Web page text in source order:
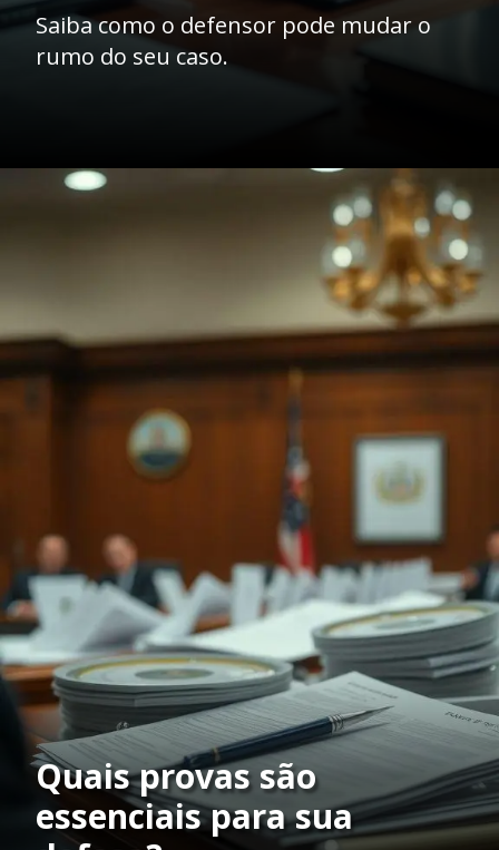
Saiba como o defensor pode mudar o
rumo do seu caso.
Quais provas são
essenciais para sua